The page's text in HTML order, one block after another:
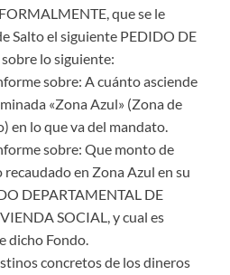
que se le
Salto el siguiente PEDIDO DE
lo siguiente:
sobre: A cuánto asciende
«Zona Azul» (Zona de
en lo que va del mandato.
sobre: Que monto de
en Zona Azul en su
DEPARTAMENTAL DE
SOCIAL, y cual es
dicho Fondo.
concretos de los dineros